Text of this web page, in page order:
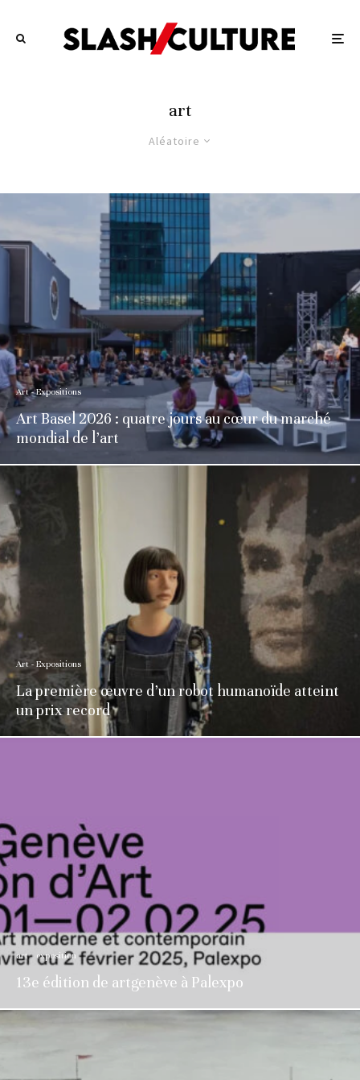
art
Aléatoire
Art - Expositions
Art Basel 2026 : quatre jours au cœur du marché
mondial de l’art
Art - Expositions
La première œuvre d’un robot humanoïde atteint
un prix record
art exposition
13e édition de artgenève à Palexpo